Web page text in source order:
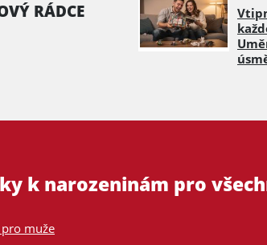
RÁDCE
k narozeninám pro
muže